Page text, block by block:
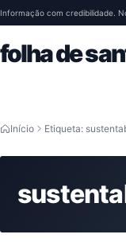
Pular para o conteúdo
Informação com credibilidade.
folha de
Início Etiqueta: